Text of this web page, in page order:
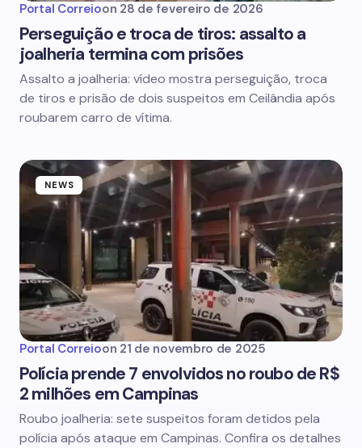
Portal Correioon 28 de fevereiro de 2026
Perseguição e troca de tiros: assalto a
joalheria termina com prisões
Assalto a joalheria: vídeo mostra perseguição, troca
de tiros e prisão de dois suspeitos em Ceilândia após
roubarem carro de vítima.
NEWS
Portal Correioon 21 de novembro de 2025
Polícia prende 7 envolvidos no roubo de R$
2 milhões em Campinas
Roubo joalheria: sete suspeitos foram detidos pela
polícia após ataque em Campinas. Confira os detalhes